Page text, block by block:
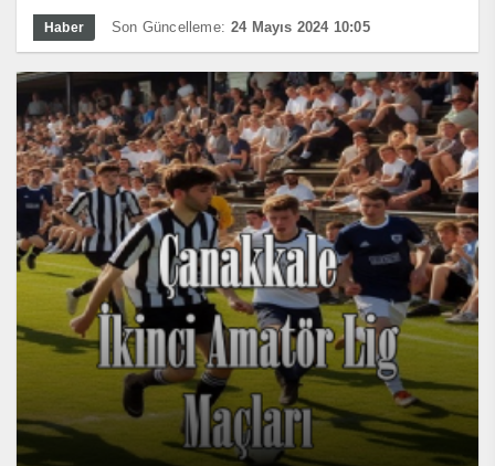
Haber Son Güncelleme: 24 Mayıs 2024 10:05